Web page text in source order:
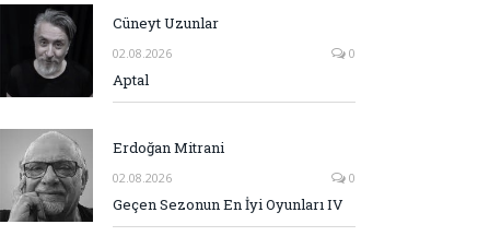
Cüneyt Uzunlar
02.08.2026 0
Aptal
Erdoğan Mitrani
02.08.2026 0
Geçen Sezonun En İyi Oyunları IV